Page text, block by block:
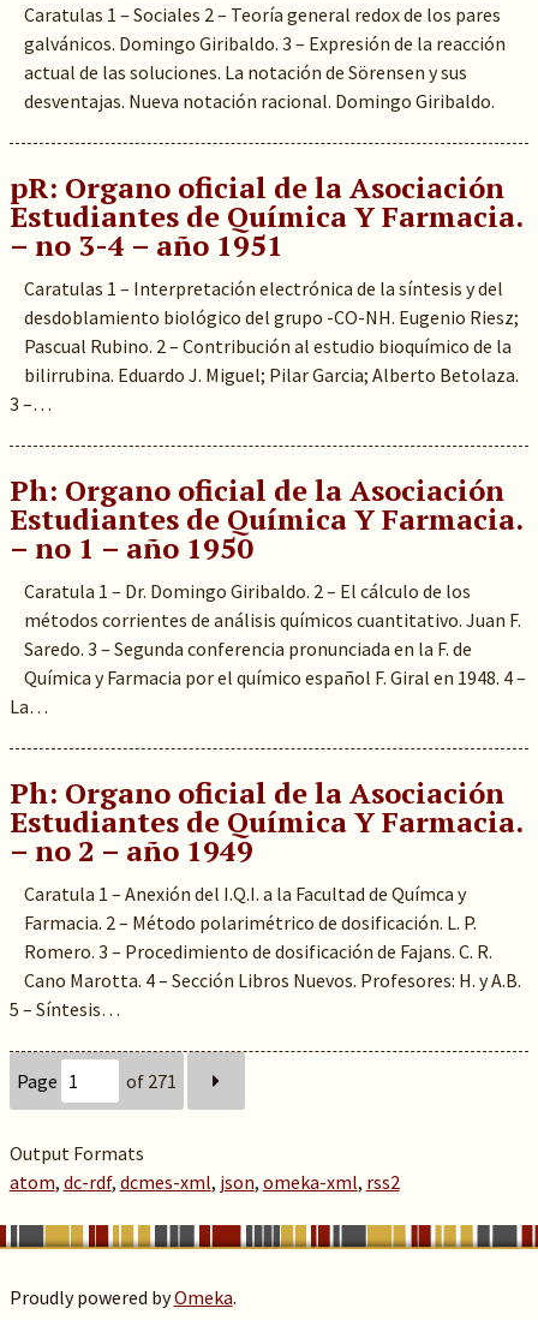
Caratulas 1 – Sociales 2 – Teoría general redox de los pares
galvánicos. Domingo Giribaldo. 3 – Expresión de la reacción
actual de las soluciones. La notación de Sörensen y sus
desventajas. Nueva notación racional. Domingo Giribaldo.
pR: Organo oficial de la Asociación
Estudiantes de Química Y Farmacia.
– no 3-4 – año 1951
Caratulas 1 – Interpretación electrónica de la síntesis y del
desdoblamiento biológico del grupo -CO-NH. Eugenio Riesz;
Pascual Rubino. 2 – Contribución al estudio bioquímico de la
bilirrubina. Eduardo J. Miguel; Pilar Garcia; Alberto Betolaza.
3 –…
Ph: Organo oficial de la Asociación
Estudiantes de Química Y Farmacia.
– no 1 – año 1950
Caratula 1 – Dr. Domingo Giribaldo. 2 – El cálculo de los
métodos corrientes de análisis químicos cuantitativo. Juan F.
Saredo. 3 – Segunda conferencia pronunciada en la F. de
Química y Farmacia por el químico español F. Giral en 1948. 4 –
La…
Ph: Organo oficial de la Asociación
Estudiantes de Química Y Farmacia.
– no 2 – año 1949
Caratula 1 – Anexión del I.Q.I. a la Facultad de Químca y
Farmacia. 2 – Método polarimétrico de dosificación. L. P.
Romero. 3 – Procedimiento de dosificación de Fajans. C. R.
Cano Marotta. 4 – Sección Libros Nuevos. Profesores: H. y A.B.
5 – Síntesis…
Page of 271
Output Formats
atom, dc-rdf, dcmes-xml, json, omeka-xml, rss2
Proudly powered byOmeka.